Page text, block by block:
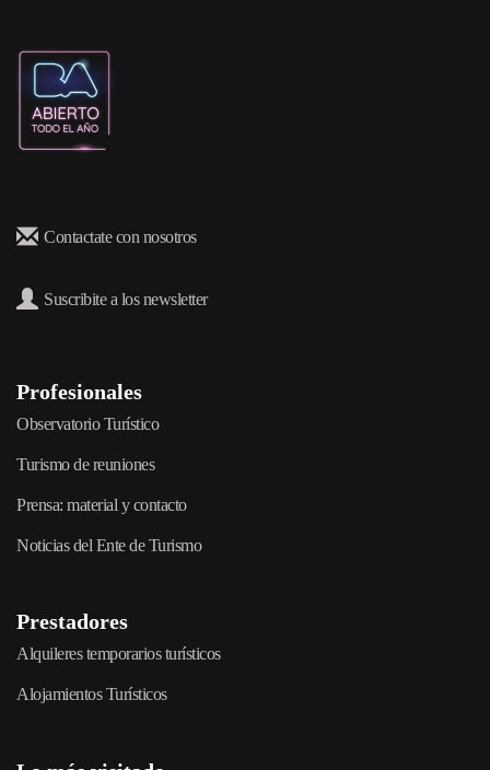
Contactate con nosotros
Suscribite a los newsletter
Profesionales
Observatorio Turístico
Turismo de reuniones
Prensa: material y contacto
Noticias del Ente de Turismo
Prestadores
Alquileres temporarios turísticos
Alojamientos Turísticos